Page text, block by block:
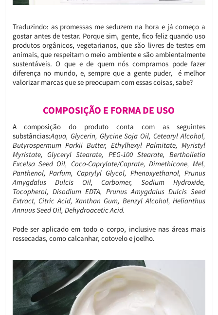
Traduzindo: as promessas me seduzem na hora e já começo a
gostar antes de testar. Porque sim, gente, fico feliz quando uso
produtos orgânicos, vegetarianos, que são livres de testes em
animais, que respeitam o meio ambiente e são ambientalmente
sustentáveis. O que e de quem nós compramos pode fazer
diferença no mundo, e, sempre que a gente puder, é melhor
valorizar marcas que se preocupam com essas coisas, sabe?
COMPOSIÇÃO E FORMA DE USO
A composição do produto conta com as seguintes
substâncias:Aqua, Glycerin, Glycine Soja Oil, Cetearyl Alcohol,
Butyrospermum Parkii Butter, Ethylhexyl Palmitate, Myristyl
Myristate, Glyceryl Stearate, PEG-100 Stearate, Bertholletia
Excelsa Seed Oil, Coco-Caprylate/Caprate, Dimethicone, Mel,
Panthenol, Parfum, Caprylyl Glycol, Phenoxyethanol, Prunus
Amygdalus Dulcis Oil, Carbomer, Sodium Hydroxide,
Tocopherol, Disodium EDTA, Prunus Amygdalus Dulcis Seed
Extract, Citric Acid, Xanthan Gum, Benzyl Alcohol, Helianthus
Annuus Seed Oil, Dehydroacetic Acid.
Pode ser aplicado em todo o corpo, inclusive nas áreas mais
ressecadas, como calcanhar, cotovelo e joelho.